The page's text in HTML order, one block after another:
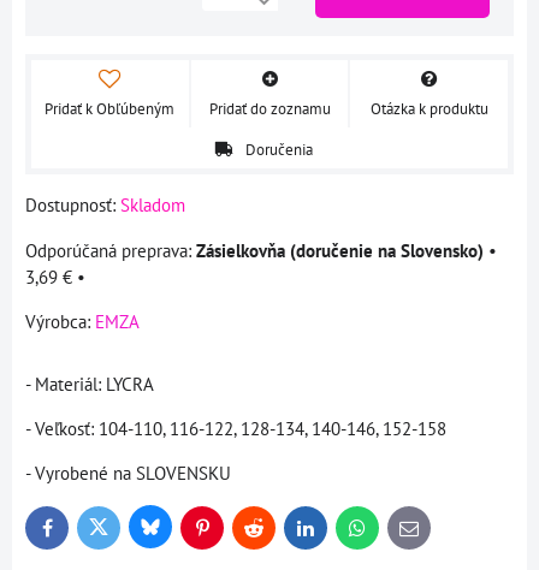
Pridať k Obľúbeným Pridať do zoznamu
Otázka k produktu
Doručenia
Dostupnosť: Skladom
Zásielkovňa (doručenie na Slovensko) •
3,69 € •
Výrobca: EMZA
- Materiál: LYCRA
- Veľkosť: 104-110, 116-122, 128-134, 140-146, 152-158
- Vyrobené na SLOVENSKU
FacebookTwitter BlueskyPinterestReddit LinkedInWhatsApp
E-
mail